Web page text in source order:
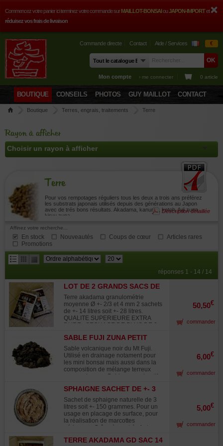
Commencez votre panier ici terminez votre commande surMAILLOT-BONSAIouJAPON-IMPORTet
réduisez vos frais de livraison
Commande directe Contact Aide / Services €
Mon compte › me connecter 0 article
BOUTIQUE CONSEILS PHOTOS GUY MAILLOT CONTACT
Boutique Terres, engrais, traitements Terre
Rayon à afficher
Terre
Pour vos rempotages réguliers tous les deux a trois ans préférez
les substrats japonais utilisés depuis des générations au Japon
avec de trés bons résultats. Akadama, kanuma, ketoh, fuji zuna,
kiryu zuna.
Description détaillée
Affinez votre recherche...
En stock Nouveautés Coups de cœur
Articles rares
Promotions
page
réponses 1 - 14 / 14
LOT DE 2 GRANDS SACS DE
TERRE AKADAMA
Terre akadama granulométrie
moyenne Ø +- 2/3 et 4 mm 2 sachets
de +- 14 litres soit +- 28 litres.
QUALITE SUPERIEURE EXTRA
DURE , SECHAGE DE PLUS DE 2
8.15 kilos. Soit +- 16.30 kilos Pour
une utilisation pure ou avec
adjonction de graviers , sable à gros
grains ou pouzzolane mais pas de
terreau.Pour la culture de tous les
conifères et caduques sauf azalées
d'origine volcanique est prélevée en
Japon . Ses principales qualités sont
le drainage et l'aération des racines
indispensable à la bonne croissance
et santé de vos bonsais. Par contre
faut'il fertiliser copieusement par
exemple avec les produits
50,50€
commander
SABLE FUJI ZUNA PETIT
SACHET +- 2 LITRES.
Sable volcanique noir du Mt Fuji.
Utilisé en drainage notament pour
les mini bonsai mais aussi dans la
composition de mélange terreux
pour caduques. Poids approximatif
Utilisé aussi pour la présentation
des suiseki dans leur suiban.(voir
exemple de suiseki mis en scene en
photos).
6,00€
commander
SPHAIGNE SACHET DE +- 3
LITRES
Sachet de sphaigne naturelle de 3
litres soit +- 150 grammes. Pour un
usage en placage de surface, pour
la réalisation de marcottes
aériennes. Grâce à son très fort
sphaigne trouve de nombreux usage
5,00€
commander
TERRE AKADAMA GD SAC 14